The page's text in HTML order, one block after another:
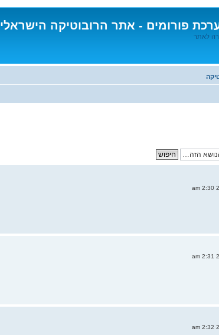
פורומים - אתר הרובוטיקה הישראלי
לאתר